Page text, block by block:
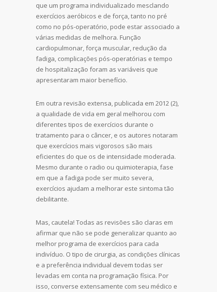
que um programa individualizado mesclando
exercícios aeróbicos e de força, tanto no pré
como no pós-operatório, pode estar associado a
várias medidas de melhora. Função
cardiopulmonar, força muscular, redução da
fadiga, complicações pós-operatórias e tempo
de hospitalização foram as variáveis que
apresentaram maior benefício.
Em outra revisão extensa, publicada em 2012 (2),
a qualidade de vida em geral melhorou com
diferentes tipos de exercícios durante o
tratamento para o câncer, e os autores notaram
que exercícios mais vigorosos são mais
eficientes do que os de intensidade moderada.
Mesmo durante o radio ou quimioterapia, fase
em que a fadiga pode ser muito severa,
exercícios ajudam a melhorar este sintoma tão
debilitante.
Mas, cautela! Todas as revisões são claras em
afirmar que não se pode generalizar quanto ao
melhor programa de exercícios para cada
indivíduo. O tipo de cirurgia, as condições clínicas
e a preferência individual devem todas ser
levadas em conta na programação física. Por
isso, converse extensamente com seu médico e